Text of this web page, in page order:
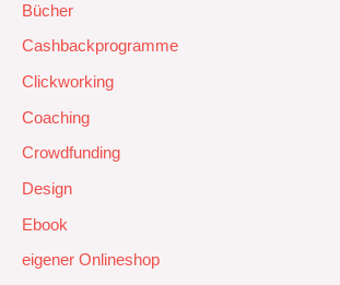
Bücher
Cashbackprogramme
Clickworking
Coaching
Crowdfunding
Design
Ebook
eigener Onlineshop